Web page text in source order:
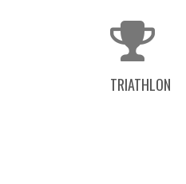
TRIATHLON